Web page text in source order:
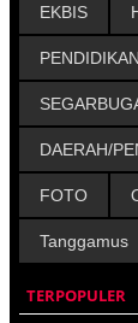
EKBIS
PENDIDIKAN
DAERAH/
FOTO
Tanggamus
TERPOPULER